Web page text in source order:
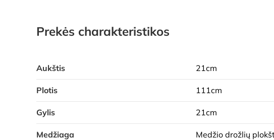
Prekės charakteristikos
Aukštis 21cm
Plotis 111cm
Gylis 21cm
Medžiaga Medžio drožlių